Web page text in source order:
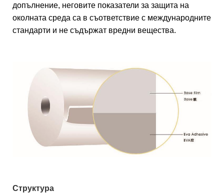
допълнение, неговите показатели за защита на
околната среда са в съответствие с международните
стандарти и не съдържат вредни вещества.
Структура